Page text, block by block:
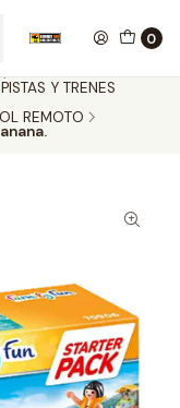
0
Y TRENES
REMOTO